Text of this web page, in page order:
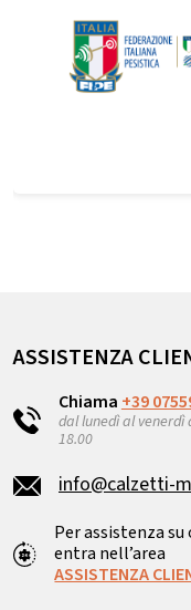
ASSISTENZA
Chiama +39
dal lunedì al venerdì
18.00
info@calzetti-
Per assistenza
entra nell’area
ASSISTENZA